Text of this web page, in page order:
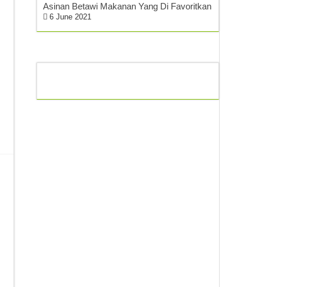
Asinan Betawi Makanan Yang Di Favoritkan
6 June 2021